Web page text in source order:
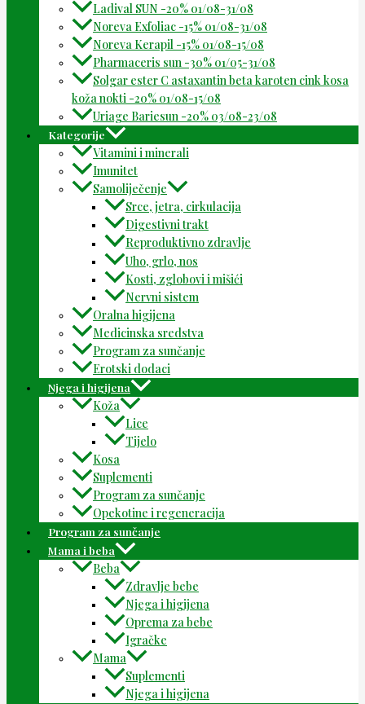
Ladival SUN -20% 01/08-31/08
Noreva Exfoliac -15% 01/08-31/08
Noreva Kerapil -15% 01/08-15/08
Pharmaceris sun -30% 01/05-31/08
Solgar ester C astaxantin beta karoten cink kosa
koža nokti -20% 01/08-15/08
Uriage Bariesun -20% 03/08-23/08
Kategorije
Vitamini i minerali
Imunitet
Samoliječenje
Srce, jetra, cirkulacija
Digestivni trakt
Reproduktivno zdravlje
Uho, grlo, nos
Kosti, zglobovi i mišići
Nervni sistem
Oralna higijena
Medicinska sredstva
Program za sunčanje
Erotski dodaci
Njega i higijena
Koža
Lice
Tijelo
Kosa
Suplementi
Program za sunčanje
Opekotine i regeneracija
Program za sunčanje
Mama i beba
Beba
Zdravlje bebe
Njega i higijena
Oprema za bebe
Igračke
Mama
Suplementi
Njega i higijena